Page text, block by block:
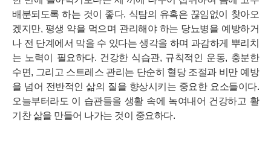
배분되도록 하는 것이 좋다. 식탐의 유혹은 끊임없이 찾아오
겠지만, 평생 약을 먹으며 관리해야 하는 당뇨병을 예방하거
나 전 단계에서 막을 수 있다는 생각을 하며 과감하게 뿌리치
는 노력이 필요하다. 건강한 식습관, 규칙적인 운동, 충분한
수면, 그리고 스트레스 관리는 단순히 혈당 조절과 비만 예방
을 넘어 전반적인 삶의 질을 향상시키는 중요한 요소들이다.
오늘부터라도 이 습관들을 생활 속에 녹여내어 건강하고 활
기찬 삶을 만들어 나가는 것이 중요하다.